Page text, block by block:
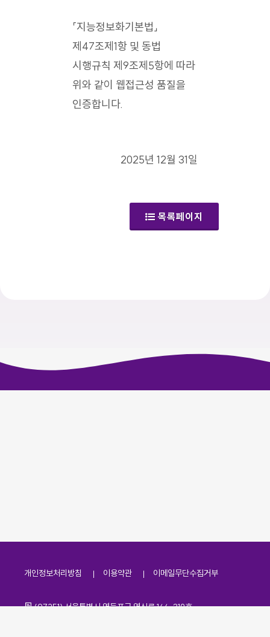
「지능정보화기본법」
제47조제1항 및 동법
시행규칙 제9조제5항에 따라
위와 같이 웹접근성 품질을
인증합니다.
2025년 12월 31일
목록페이지
개인정보처리방침 이용약관 이메일무단수집거부
주소
(07251) 서울특별시 영등포구 영신로 166, 319호